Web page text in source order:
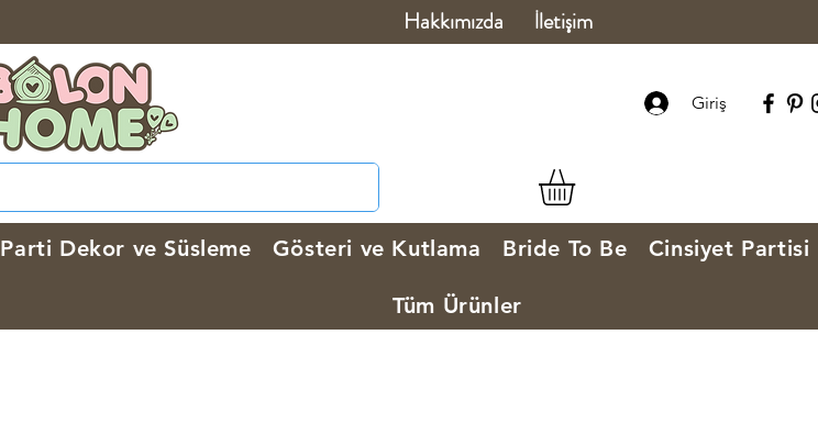
Hakkımızda İletişim
Giriş
Parti Dekor ve Süsleme Gösteri ve Kutlama Bride To Be Cinsiyet Partisi
Tüm Ürünler